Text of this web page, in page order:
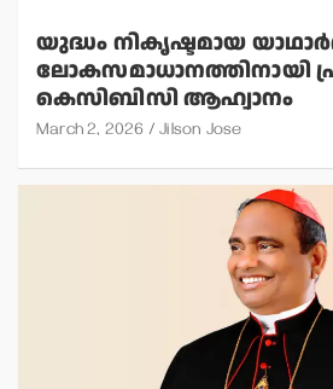
യുദ്ധം നികൃഷ്ടമായ
ലോകസമാധാനത്തിനായി
കെസിബിസി ആഹ്വാനം
March 2, 2026 Jilson Jose